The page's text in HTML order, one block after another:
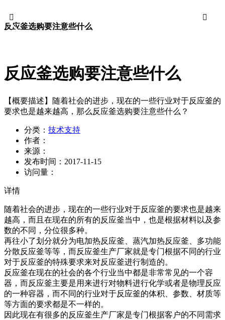
反应釜选购要注意些什么


反应釜选购要注意些什么
【概要描述】
随着社会的进步，现在的一些行业对于反应釜的
要求也是越来越高，那么反应釜选购要注意些什么？
分类： 技术支持
作者：
来源：
发布时间： 2017-11-15
访问量：
详情
随着社会的进步，现在的一些行业对于反应釜的要求也是越来
越高，而且在现在的所有的反应釜当中，也是根据材料以及参
数的不同，分位很多种。
再往小了划分就分为电加热反应釜、蒸汽加热反应釜、多功能
分散反应釜等等，而反应釜生产厂家就是专门根据不同的行业
对于反应釜的特殊要求来对反应釜进行制造的。
反应釜在现在的社会的各个行业当中都是非常常见的一个容
器，而反应釜主要是用来进行对物料进行化学或者是物理反应
的一种容器，而不同的行业对于反应釜的体积、参数、材质等
等方面的要求都是不一样的。
因此现在有很多的反应釜生产厂家是专门根据客户的不同需求